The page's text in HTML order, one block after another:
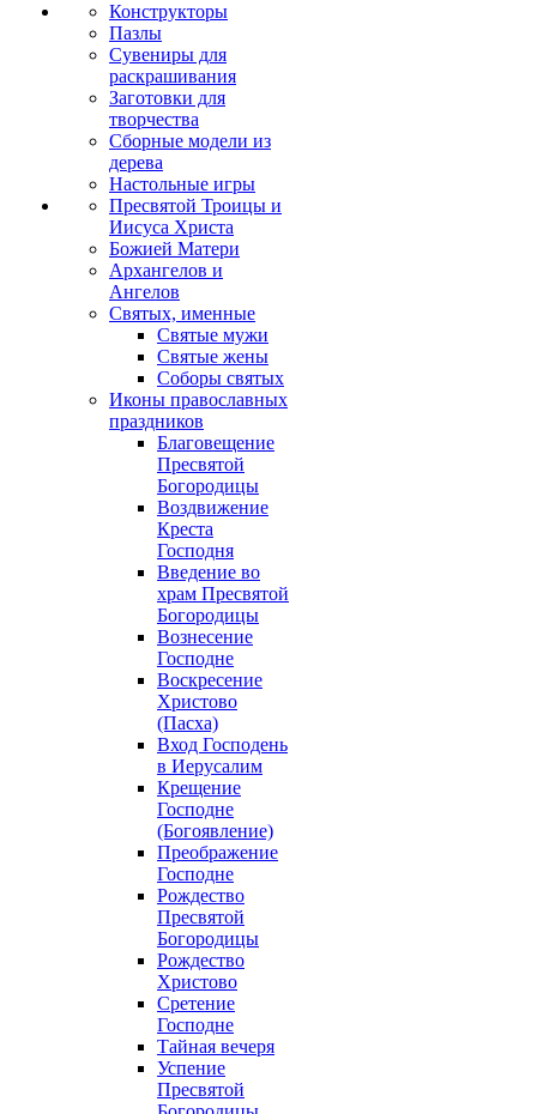
Конструкторы
Пазлы
Сувениры для
раскрашивания
Заготовки для
творчества
Сборные модели из
дерева
Настольные игры
Пресвятой Троицы и
Иисуса Христа
Божией Матери
Архангелов и
Ангелов
Святых, именные
Святые мужи
Святые жены
Соборы святых
Иконы православных
праздников
Благовещение
Пресвятой
Богородицы
Воздвижение
Креста
Господня
Введение во
храм Пресвятой
Богородицы
Вознесение
Господне
Воскресение
Христово
(Пасха)
Вход Господень
в Иерусалим
Крещение
Господне
(Богоявление)
Преображение
Господне
Рождество
Пресвятой
Богородицы
Рождество
Христово
Сретение
Господне
Тайная вечеря
Успение
Пресвятой